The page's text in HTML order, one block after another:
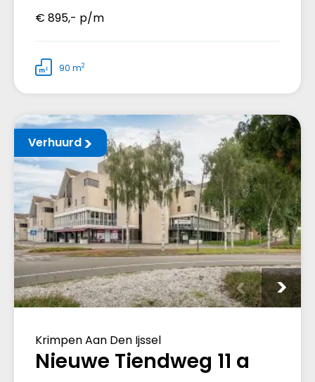
€ 895,- p/m
90 m2
Verhuurd
Krimpen Aan Den Ijssel
Nieuwe Tiendweg 11 a